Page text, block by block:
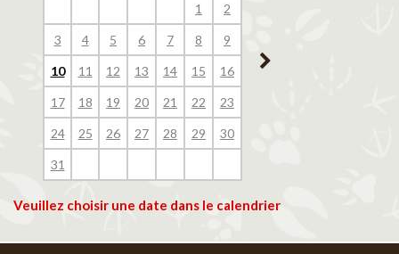
1 2
3 4 5 6 7 8 9
10 11 12 13 14 15 16
17 18 19 20 21 22 23
24 25 26 27 28 29 30
31
14
Veuillez choisir une date dans le calendrier